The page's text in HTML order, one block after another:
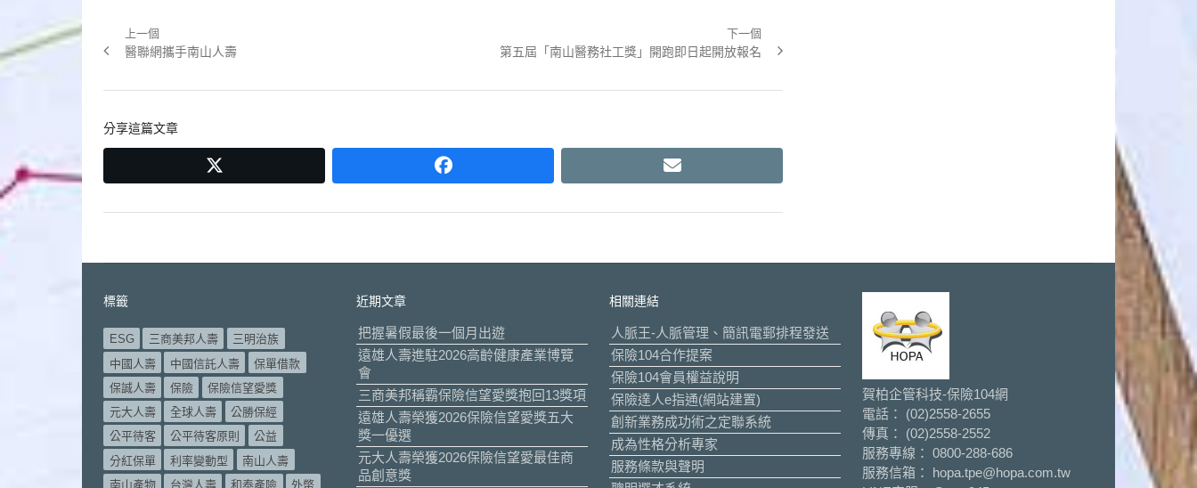
覽
上一個
Previous
醫聯網攜手南山人壽
下一個
Next
第五屆「南山醫務社工獎」開跑即日起開放報名
分享這篇文章
facebook email
標籤
ESG 三商美邦人壽
三明治族
中國人壽
中國信託人壽
保單借款
保誠人壽
保險
保險信望愛獎
元大人壽
全球人壽
公勝保經
公平待客
公平待客原則
公益
分紅保單
利率變動型
南山人壽
南山產物
台灣人壽 和泰產險 外幣
近期文章
把握暑假最後一個月出遊
遠雄人壽進駐2026高齡健康產業博覽
會
三商美邦稱霸保險信望愛獎抱回13獎項
遠雄人壽榮獲2026保險信望愛獎五大
獎一優選
元大人壽榮獲2026保險信望愛最佳商
品創意獎
相關連結
人脈王-人脈管理、簡訊電郵排程發送
保險104合作提案
保險104會員權益說明
保險達人e指通(網站建置)
創新業務成功術之定聯系統
成為性格分析專家
服務條款與聲明
賀柏企管科技-保險104網
電話： (02)2558-2655
傳真： (02)2558-2552
服務專線： 0800-288-686
服務信箱： hopa.tpe@hopa.com.tw